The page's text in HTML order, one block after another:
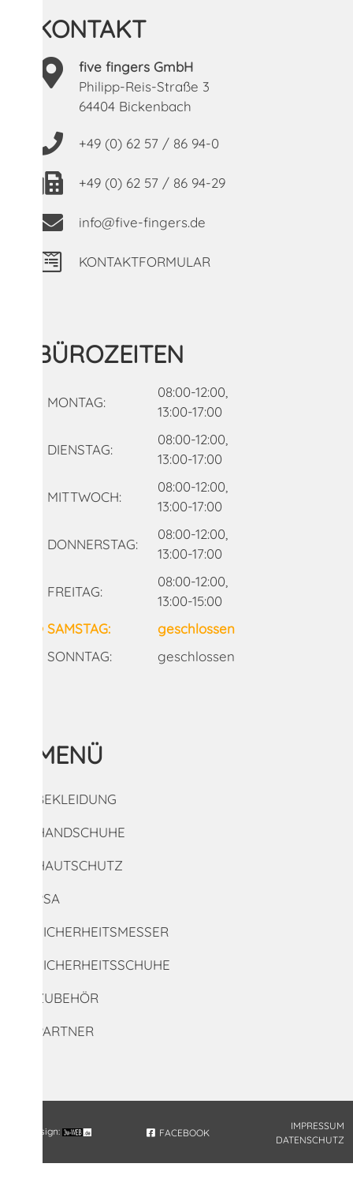
KONTAKT
five fingers GmbH
Philipp-Reis-Straße 3
64404 Bickenbach
+49 (0) 62 57 / 86 94-0
+49 (0) 62 57 / 86 94-29
info@five-fingers.de
KONTAKTFORMULAR
BÜROZEITEN
MONTAG:
08:00-12:00,
13:00-17:00
DIENSTAG:
08:00-12:00,
13:00-17:00
MITTWOCH:
08:00-12:00,
13:00-17:00
DONNERSTAG:
08:00-12:00,
13:00-17:00
FREITAG:
08:00-12:00,
13:00-15:00
SAMSTAG:
geschlossen
SONNTAG:
geschlossen
MENÜ
BEKLEIDUNG
HANDSCHUHE
HAUTSCHUTZ
PSA
SICHERHEITSMESSER
SICHERHEITSSCHUHE
ZUBEHÖR
PARTNER
Webdesign: FACEBOOK
IMPRESSUM
DATENSCHUTZ